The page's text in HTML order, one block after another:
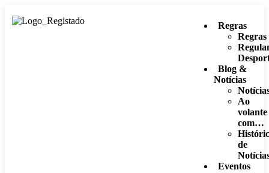
Regras
Regras
Blog &
Notícias
Ao
volante
com…
de
Eventos